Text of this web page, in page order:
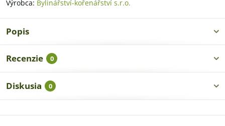
Výrobca: Bylinářství-kořenářství s.r.o.
Popis
Recenzie 0
Diskusia 0